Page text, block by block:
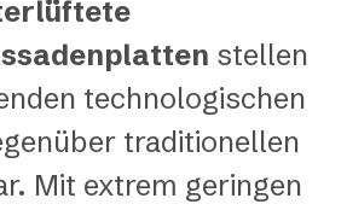
stellen
technologischen
traditionellen
Mit extrem geringen